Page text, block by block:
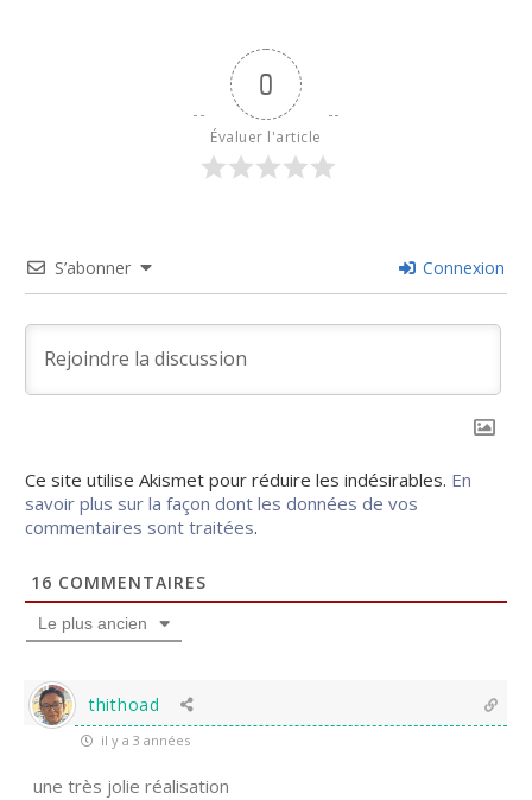
0
Évaluer l'article
S’abonner Connexion
Ce site utilise Akismet pour réduire les indésirables. En
savoir plus sur la façon dont les données de vos
commentaires sont traitées.
16 COMMENTAIRES
Le plus ancien
thithoad
il y a 3 années
une très jolie réalisation